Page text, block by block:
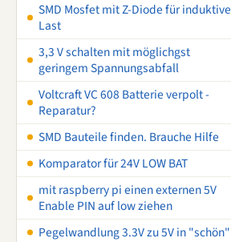
SMD Mosfet mit Z-Diode für induktive
Last
3,3 V schalten mit möglichgst
geringem Spannungsabfall
Voltcraft VC 608 Batterie verpolt -
Reparatur?
SMD Bauteile finden. Brauche Hilfe
Komparator für 24V LOW BAT
mit raspberry pi einen externen 5V
Enable PIN auf low ziehen
Pegelwandlung 3.3V zu 5V in "schön"